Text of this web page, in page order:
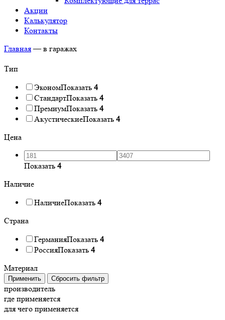
Акции
Калькулятор
Контакты
Главная — в гаражах
Тип
ЭкономПоказать 4
СтандартПоказать 4
ПремиумПоказать 4
АкустическиеПоказать 4
Цена
Показать 4
Наличие
НаличиеПоказать 4
Страна
ГерманияПоказать 4
РоссияПоказать 4
Материал
Применить Сбросить фильтр
производитель
где применяется
для чего применяется